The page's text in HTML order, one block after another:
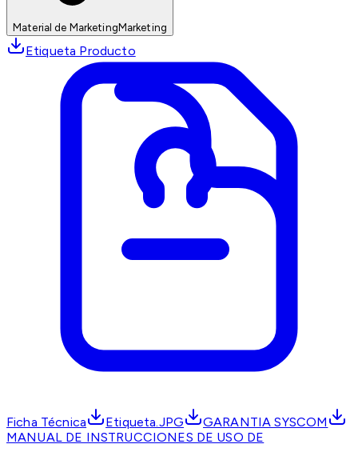
Material de MarketingMarketing
Etiqueta Producto
Ficha Técnica Etiqueta.JPG
GARANTIA SYSCOM
MANUAL DE INSTRUCCIONES DE USO DE